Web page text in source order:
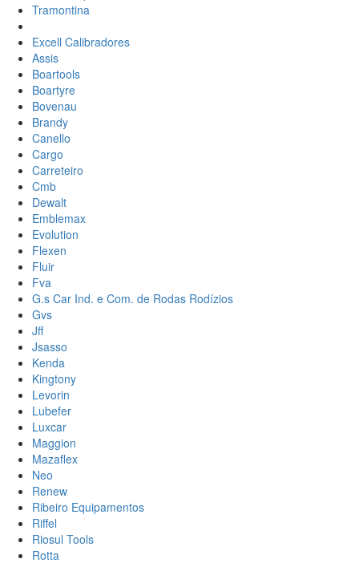
Tramontina
Excell Calibradores
Assis
Boartools
Boartyre
Bovenau
Brandy
Canello
Cargo
Carreteiro
Cmb
Dewalt
Emblemax
Evolution
Flexen
Fluir
Fva
G.s Car Ind. e Com. de Rodas Rodízios
Gvs
Jff
Jsasso
Kenda
Kingtony
Levorin
Lubefer
Luxcar
Maggion
Mazaflex
Neo
Renew
Ribeiro Equipamentos
Riffel
Riosul Tools
Rotta